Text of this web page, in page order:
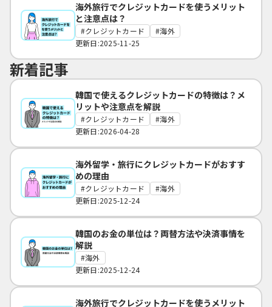
海外旅行でクレジットカードを使うメリット
と注意点は？
クレジットカード
海外
更新日:2025-11-25
新着記事
韓国で使えるクレジットカードの特徴は？メ
リットや注意点を解説
クレジットカード
海外
更新日:2026-04-28
海外留学・旅行にクレジットカードがおすす
めの理由
クレジットカード
海外
更新日:2025-12-24
韓国のお金の単位は？両替方法や決済事情を
解説
海外
更新日:2025-12-24
海外旅行でクレジットカードを使うメリット